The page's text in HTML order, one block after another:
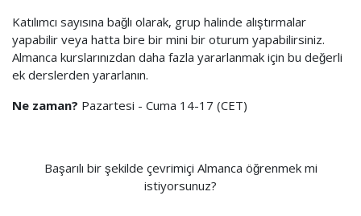
Katılımcı sayısına bağlı olarak, grup halinde alıştırmalar
yapabilir veya hatta bire bir mini bir oturum yapabilirsiniz.
Almanca kurslarınızdan daha fazla yararlanmak için bu değerli
ek derslerden yararlanın.
Ne zaman? Pazartesi - Cuma 14-17 (CET)
Başarılı bir şekilde çevrimiçi Almanca öğrenmek mi
istiyorsunuz?